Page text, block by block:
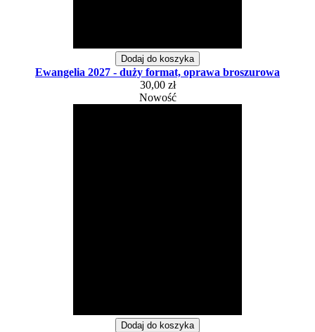
Dodaj do koszyka
Ewangelia 2027 - duży format, oprawa broszurowa
30,00 zł
Nowość
Dodaj do koszyka